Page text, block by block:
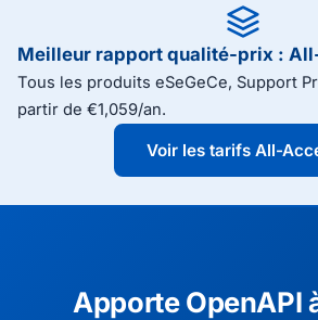
Meilleur rapport qualité-prix :
Tous les produits eSeGeCe, Support
partir de €1,059/an.
Voir les tarifs All-
Apporte OpenAPI